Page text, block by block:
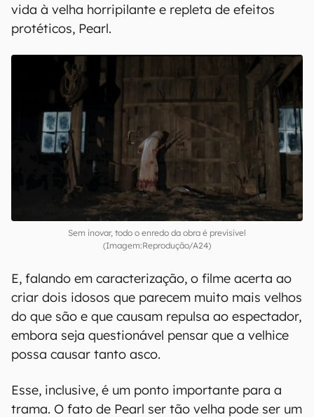
vida à velha horripilante e repleta de efeitos
protéticos, Pearl.
Sem inovar, todo o enredo da obra é previsível
(Imagem:Reprodução/A24)
E, falando em caracterização, o filme acerta ao
criar dois idosos que parecem muito mais velhos
do que são e que causam repulsa ao espectador,
embora seja questionável pensar que a velhice
possa causar tanto asco.
Esse, inclusive, é um ponto importante para a
trama. O fato de Pearl ser tão velha pode ser um